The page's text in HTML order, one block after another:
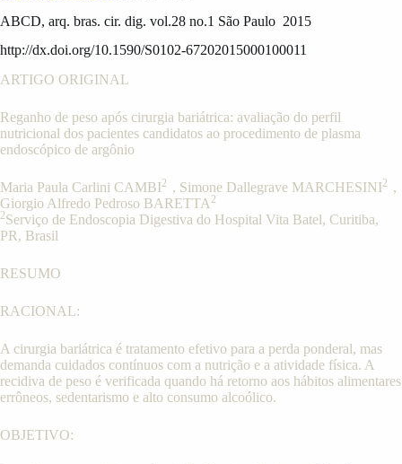
ABCD, arq. bras. cir. dig. vol.28 no.1 São Paulo 2015
http://dx.doi.org/10.1590/S0102-67202015000100011
ARTIGO ORIGINAL
Reganho de peso após cirurgia bariátrica: avaliação do perfil
nutricional dos pacientes candidatos ao procedimento de plasma
endoscópico de argônio
Maria Paula Carlini CAMBI2 , Simone Dallegrave MARCHESINI2 ,
Giorgio Alfredo Pedroso BARETTA2
2Serviço de Endoscopia Digestiva do Hospital Vita Batel, Curitiba,
PR, Brasil
RESUMO
RACIONAL:
A cirurgia bariátrica é tratamento efetivo para a perda ponderal, mas
demanda cuidados contínuos com a nutrição e a atividade física. A
recidiva de peso é verificada quando há retorno aos hábitos alimentares
errôneos, sedentarismo e alto consumo alcoólico.
OBJETIVO: